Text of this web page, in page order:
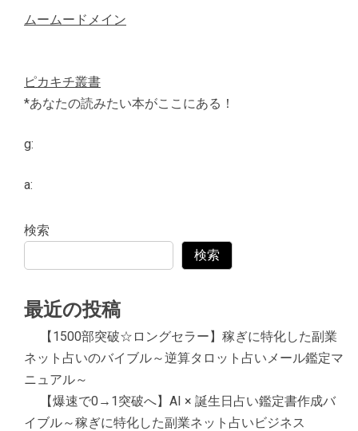
ムームードメイン
ピカキチ叢書
*あなたの読みたい本がここにある！
g:
a:
検索
検索
最近の投稿
【1500部突破☆ロングセラー】稼ぎに特化した副業
ネット占いのバイブル～逆算タロット占いメール鑑定マ
ニュアル～
【爆速で0→1突破へ】AI × 誕生日占い鑑定書作成バ
イブル～稼ぎに特化した副業ネット占いビジネス